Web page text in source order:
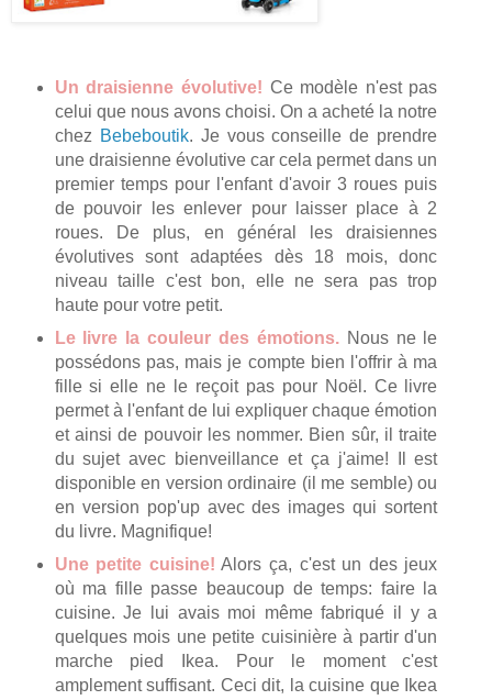
Un draisienne évolutive! Ce modèle n'est pas
celui que nous avons choisi. On a acheté la notre
chez Bebeboutik. Je vous conseille de prendre
une draisienne évolutive car cela permet dans un
premier temps pour l'enfant d'avoir 3 roues puis
de pouvoir les enlever pour laisser place à 2
roues. De plus, en général les draisiennes
évolutives sont adaptées dès 18 mois, donc
niveau taille c'est bon, elle ne sera pas trop
haute pour votre petit.
Le livre la couleur des émotions.Nous ne le
possédons pas, mais je compte bien l'offrir à ma
fille si elle ne le reçoit pas pour Noël. Ce livre
permet à l'enfant de lui expliquer chaque émotion
et ainsi de pouvoir les nommer. Bien sûr, il traite
du sujet avec bienveillance et ça j'aime! Il est
disponible en version ordinaire (il me semble) ou
en version pop'up avec des images qui sortent
du livre. Magnifique!
Une petite cuisine! Alors ça, c'est un des jeux
où ma fille passe beaucoup de temps: faire la
cuisine. Je lui avais moi même fabriqué il y a
quelques mois une petite cuisinière à partir d'un
marche pied Ikea. Pour le moment c'est
amplement suffisant. Ceci dit, la cuisine que Ikea